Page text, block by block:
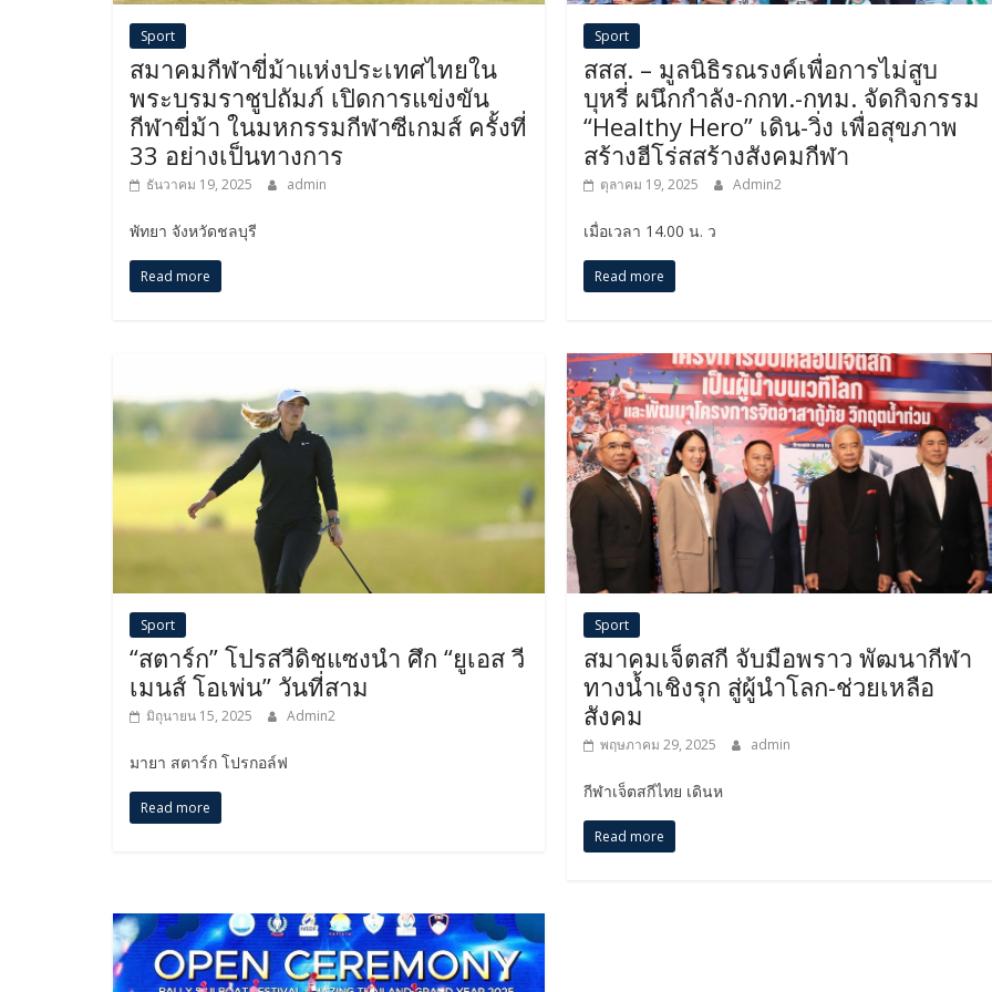
Sport
สมาคมกีฬาขี่ม้าแห่งประเทศไทยใน
พระบรมราชูปถัมภ์ เปิดการแข่งขัน
กีฬาขี่ม้า ในมหกรรมกีฬาซีเกมส์ ครั้งที่
33 อย่างเป็นทางการ
ธันวาคม 19, 2025 admin
พัทยา จังหวัดชลบุรี
Read more
Sport
สสส. – มูลนิธิรณรงค์เพื่อการไม่สูบ
บุหรี่ ผนึกกำลัง-กกท.-กทม. จัดกิจกรรม
“Healthy Hero” เดิน-วิ่ง เพื่อสุขภาพ
สร้างฮีโร่สสร้างสังคมกีฬา
ตุลาคม 19, 2025 Admin2
เมื่อเวลา 14.00 น. ว
Read more
Sport
“สตาร์ก” โปรสวีดิชแซงนำ ศึก “ยูเอส วี
เมนส์ โอเพ่น” วันที่สาม
มิถุนายน 15, 2025 Admin2
มายา สตาร์ก โปรกอล์ฟ
Read more
Sport
สมาคมเจ็ตสกี จับมือพราว พัฒนากีฬา
ทางน้ำเชิงรุก สู่ผู้นำโลก-ช่วยเหลือ
สังคม
พฤษภาคม 29, 2025 admin
กีฬาเจ็ตสกีไทย เดินห
Read more